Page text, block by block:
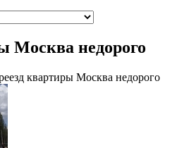
Москва недорого
квартиры Москва недорого